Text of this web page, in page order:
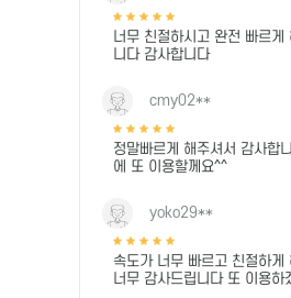
너무 친절하시고 완전 빠르게
니다 감사합니다
cmy02**
정말빠르게 해주셔서 감사합
에 또 이용할께요^^
yoko29**
속도가 너무 빠르고 친절하게
너무 감사드립니다 또 이용하